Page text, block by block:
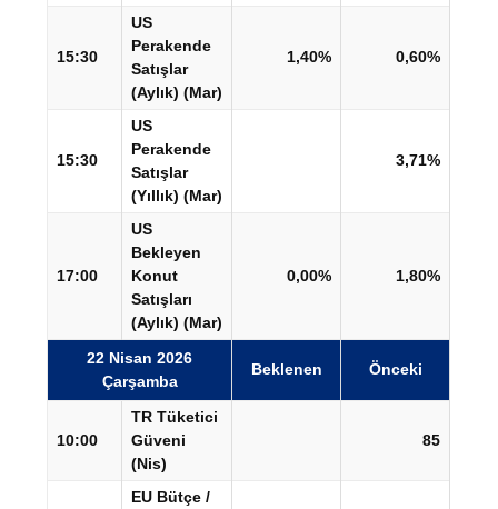
15:30
US
Perakende
Satışlar
(Aylık) (Mar)
1,40% 0,60%
15:30
US
Perakende
Satışlar
(Yıllık) (Mar)
3,71%
17:00
US
Bekleyen
Konut
Satışları
(Aylık) (Mar)
0,00% 1,80%
22 Nisan 2026
Çarşamba
Beklenen Önceki
10:00
TR Tüketici
Güveni
(Nis)
85
EU Bütçe /